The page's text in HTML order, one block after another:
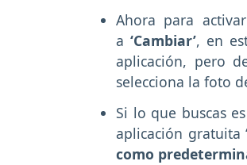
Ahora para
a ‘Cambiar’, en
aplicación, pero
selecciona la foto
Si lo que buscas es
aplicación gratuita
como